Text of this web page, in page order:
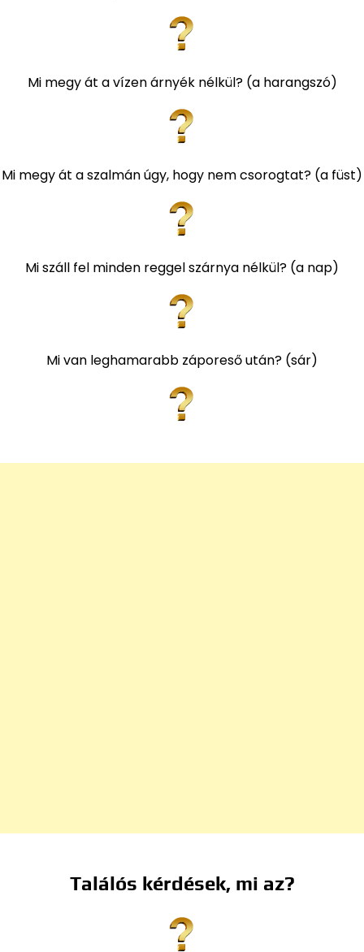
Mi megy át a vízen árnyék nélkül? (a harangszó)
Mi megy át a szalmán úgy, hogy nem csorogtat? (a füst)
Mi száll fel minden reggel szárnya nélkül? (a nap)
Mi van leghamarabb záporeső után? (sár)
Találós kérdések, mi az?